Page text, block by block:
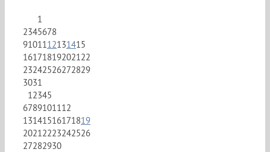
1
2345678
91011 12131415
161718192021 22
23242526272829
3031
1 2345
67891011 12
13141516171819
2021 2223242526
27282930